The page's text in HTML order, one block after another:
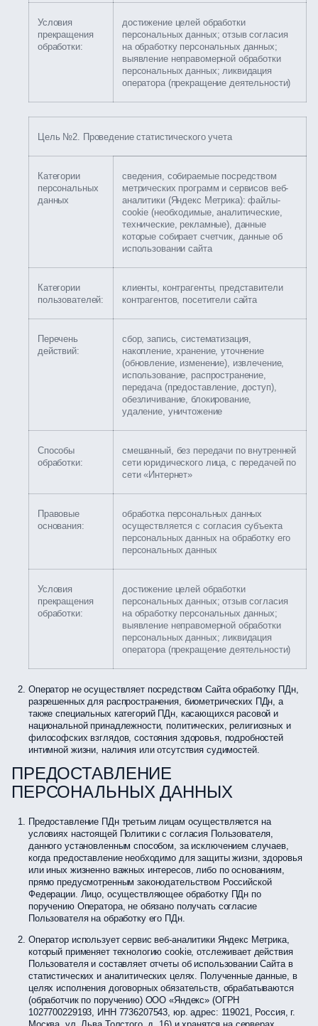
Условия
прекращения
обработки:
достижение целей обработки
персональных данных; отзыв согласия
на обработку персональных данных;
выявление неправомерной обработки
персональных данных; ликвидация
оператора (прекращение деятельности)
Цель №2. Проведение статистического учета
Категории
персональных
данных
сведения, собираемые посредством
метрических программ и сервисов веб-
аналитики (Яндекс Метрика): файлы-
cookie (необходимые, аналитические,
технические, рекламные), данные
которые собирает счетчик, данные об
использовании сайта
Категории
пользователей:
клиенты, контрагенты, представители
контрагентов, посетители сайта
Перечень
действий:
сбор, запись, систематизация,
накопление, хранение, уточнение
(обновление, изменение), извлечение,
использование, распространение,
передача (предоставление, доступ),
обезличивание, блокирование,
удаление, уничтожение
Способы
обработки:
смешанный, без передачи по внутренней
сети юридического лица, с передачей по
сети «Интернет»
Правовые
основания:
обработка персональных данных
осуществляется с согласия субъекта
персональных данных на обработку его
персональных данных
Условия
прекращения
обработки:
достижение целей обработки
персональных данных; отзыв согласия
на обработку персональных данных;
выявление неправомерной обработки
персональных данных; ликвидация
оператора (прекращение деятельности)
Оператор не осуществляет посредством Сайта обработку ПДн,
разрешенных для распространения, биометрических ПДн, а
также специальных категорий ПДн, касающихся расовой и
национальной принадлежности, политических, религиозных и
философских взглядов, состояния здоровья, подробностей
интимной жизни, наличия или отсутствия судимостей.
ПРЕДОСТАВЛЕНИЕ
ПЕРСОНАЛЬНЫХ ДАННЫХ
Предоставление ПДн третьим лицам осуществляется на
условиях настоящей Политики с согласия Пользователя,
данного установленным способом, за исключением случаев,
когда предоставление необходимо для защиты жизни, здоровья
или иных жизненно важных интересов, либо по основаниям,
прямо предусмотренным законодательством Российской
Федерации. Лицо, осуществляющее обработку ПДн по
поручению Оператора, не обязано получать согласие
Пользователя на обработку его ПДн.
Оператор использует сервис веб-аналитики Яндекс Метрика,
который применяет технологию cookie, отслеживает действия
Пользователя и составляет отчеты об использовании Сайта в
статистических и аналитических целях. Полученные данные, в
целях исполнения договорных обязательств, обрабатываются
(обработчик по поручению) ООО «Яндекс» (ОГРН
1027700229193, ИНН 7736207543, юр. адрес: 119021, Россия, г.